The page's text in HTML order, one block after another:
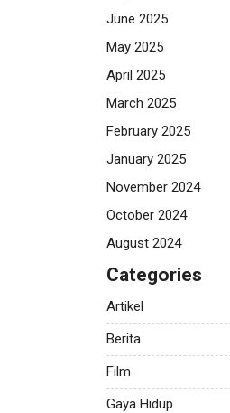
June 2025
May 2025
April 2025
March 2025
February 2025
January 2025
November 2024
October 2024
August 2024
Categories
Artikel
Berita
Film
Gaya Hidup